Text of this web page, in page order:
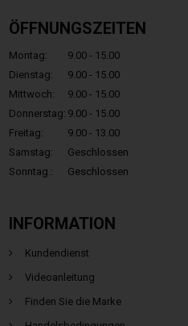
ÖFFNUNGSZEITEN
Montag:
9.00 - 15.00
Dienstag:
9.00 - 15.00
Mittwoch:
9.00 - 15.00
Donnerstag: 9.00 - 15.00
Freitag:
9.00 - 13.00
Samstag:
Geschlossen
Sonntag.:
Geschlossen
INFORMATION
Kundendienst
Videoanleitung
Finden Sie die Marke